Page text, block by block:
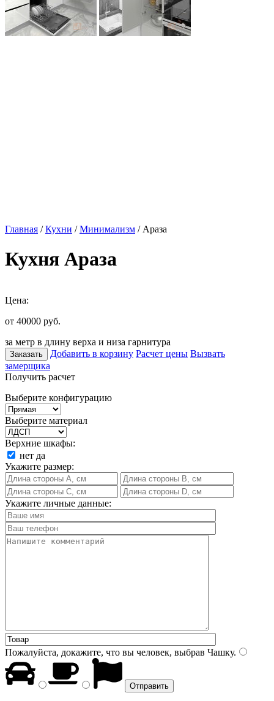
Главная /Кухни /Минимализм / Араза
Кухня Араза
Цена:
от 40000 руб.
за метр в длину верха и низа гарнитура
Заказать Добавить в корзину Расчет цены Вызвать
замерщика
Получить расчет
Выберите конфигурацию
Выберите материал
Верхние шкафы:
нет да
Укажите размер:
Укажите личные данные:
Пожалуйста, докажите, что вы человек, выбрав Чашку.